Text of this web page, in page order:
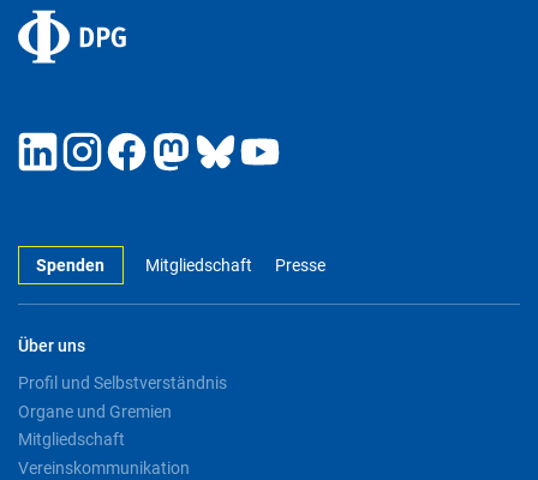
Spenden Mitgliedschaft Presse
Über uns
Profil und Selbstverständnis
Organe und Gremien
Mitgliedschaft
Vereinskommunikation